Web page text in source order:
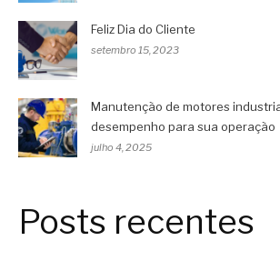
Feliz Dia do Cliente
setembro 15, 2023
Manutenção de motores
desempenho para sua operação
julho 4, 2025
Posts recentes